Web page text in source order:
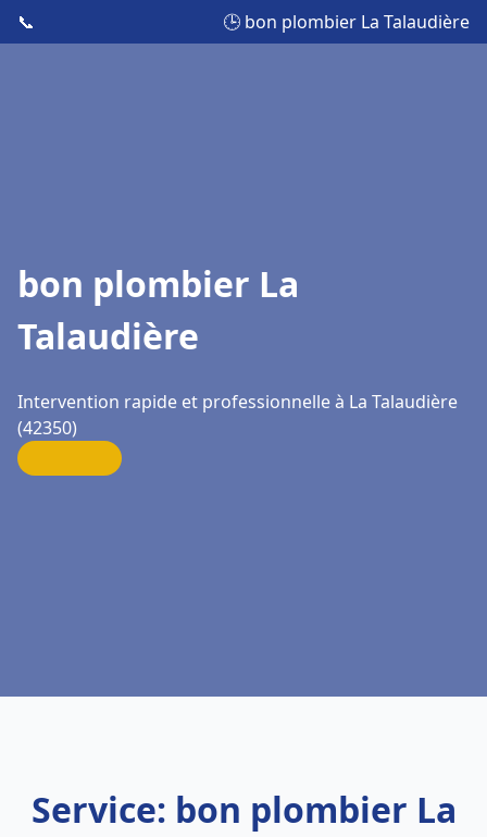
📞 🕒 bon plombier La Talaudière
bon plombier La
Talaudière
Intervention rapide et professionnelle à La Talaudière
(42350)
Service: bon plombier La